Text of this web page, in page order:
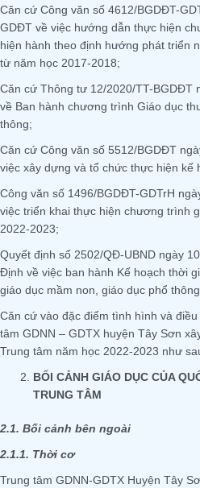
Căn cứ Công văn số 4612/BGDĐT-
GDĐT về việc hướng dẫn thực hiện
hiện hành theo định hướng phát triển
từ năm học 2017-2018;
Căn cứ Thông tư 12/2020/TT-BGDĐT
về Ban hành chương trình Giáo dục
thông;
Căn cứ Công văn số 5512/BGDĐT
việc xây dựng và tổ chức thực hiện kế
Công văn số 1496/BGDĐT-GDTrH
việc triển khai thực hiện chương trình
2022-2023;
Quyết định số 2502/QĐ-UBND ngày
Định về việc ban hành Kế hoạch thời
giáo dục mầm non, giáo dục phổ
Căn cứ vào đặc điểm tình hình và
tâm GDNN – GDTX huyện Tây Sơn
Trung tâm năm học 2022-2023 như
BỐI CẢNH GIÁO DỤC CỦA
TRUNG TÂM
2.1. Bối cảnh bên ngoài
2.1.1. Thời cơ
Trung tâm GDNN-GDTX Huyện Tây